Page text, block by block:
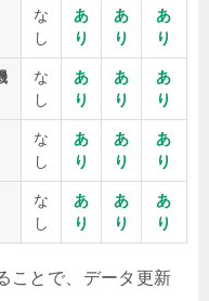
な
し
あ
り
あ
り
あ
り
な
し
あ
り
あ
り
あ
り
な
し
あ
り
あ
り
あ
り
な
し
あ
り
あ
り
あ
り
ことで、データ更新